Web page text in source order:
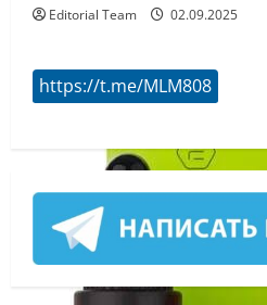
Editorial Team 02.09.2025
https://t.me/MLM808